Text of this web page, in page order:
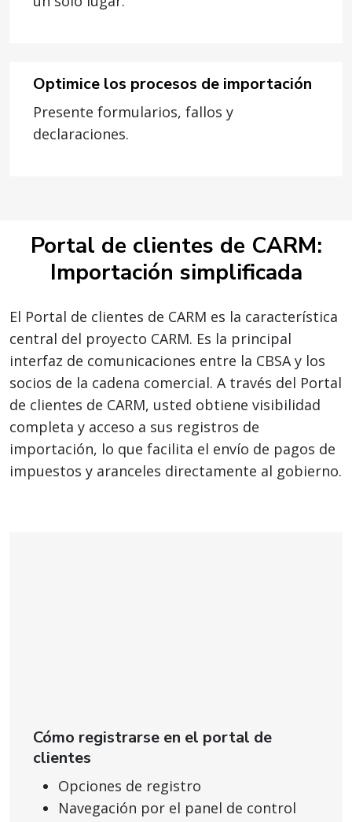
Optimice los procesos de importación
Presente formularios, fallos y
declaraciones.
Portal de clientes de CARM:
Importación simplificada
El Portal de clientes de CARM es la característica
central del proyecto CARM. Es la principal
interfaz de comunicaciones entre la CBSA y los
socios de la cadena comercial. A través del Portal
de clientes de CARM, usted obtiene visibilidad
completa y acceso a sus registros de
importación, lo que facilita el envío de pagos de
impuestos y aranceles directamente al gobierno.
Cómo registrarse en el portal de
clientes
Opciones de registro
Navegación por el panel de control